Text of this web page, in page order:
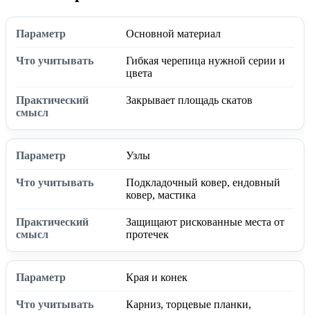
Основной материал
Гибкая черепица нужной серии и
цвета
Закрывает площадь скатов
Узлы
Подкладочный ковер, ендовный
ковер, мастика
Защищают рискованные места от
протечек
Края и конек
Карниз, торцевые планки,